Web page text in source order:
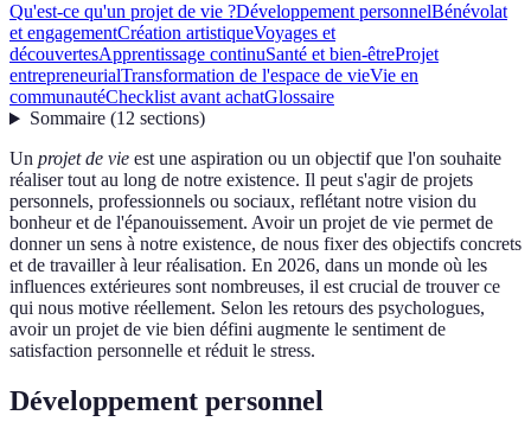
Qu'est-ce qu'un projet de vie ?Développement personnelBénévolat
et engagementCréation artistiqueVoyages et
découvertesApprentissage continuSanté et bien-êtreProjet
entrepreneurialTransformation de l'espace de vieVie en
communautéChecklist avant achatGlossaire
Sommaire(12 sections)
Un projet de vie est une aspiration ou un objectif que l'on souhaite
réaliser tout au long de notre existence. Il peut s'agir de projets
personnels, professionnels ou sociaux, reflétant notre vision du
bonheur et de l'épanouissement. Avoir un projet de vie permet de
donner un sens à notre existence, de nous fixer des objectifs concrets
et de travailler à leur réalisation. En 2026, dans un monde où les
influences extérieures sont nombreuses, il est crucial de trouver ce
qui nous motive réellement. Selon les retours des psychologues,
avoir un projet de vie bien défini augmente le sentiment de
satisfaction personnelle et réduit le stress.
Développement personnel